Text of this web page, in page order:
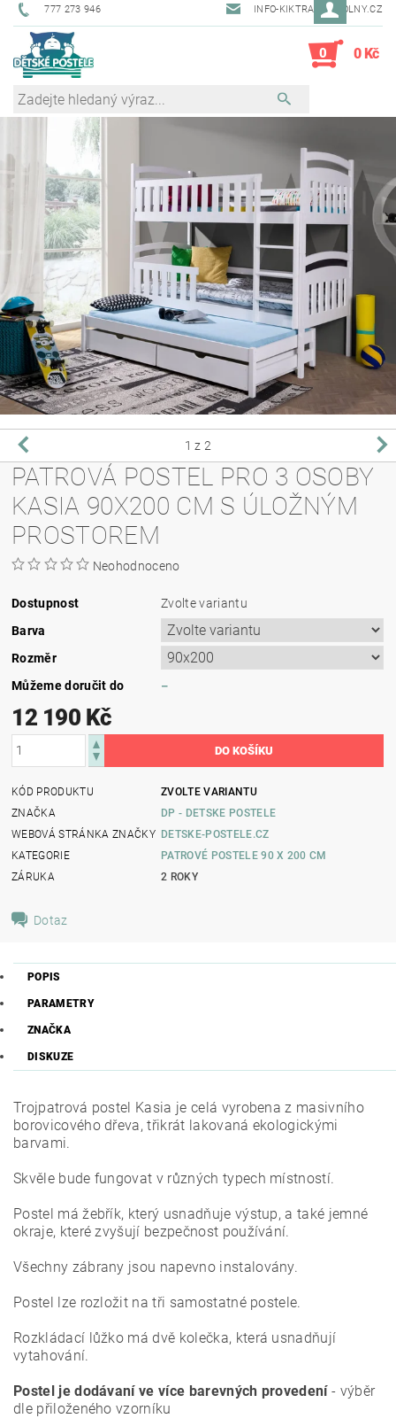
777 273 946 INFO-KIKTRADE@VOLNY.CZ
0 0 Kč
1 z 2
PATROVÁ POSTEL PRO 3 OSOBY
KASIA 90X200 CM S ÚLOŽNÝM
PROSTOREM
Neohodnoceno
Dostupnost
Zvolte variantu
Barva
Rozměr
Můžeme doručit do
–
12 190 Kč
KÓD PRODUKTU
ZVOLTE VARIANTU
ZNAČKA
DP - DETSKE POSTELE
WEBOVÁ STRÁNKA ZNAČKY DETSKE-POSTELE.CZ
KATEGORIE
PATROVÉ POSTELE 90 X 200 CM
ZÁRUKA
2 ROKY
Dotaz
POPIS
PARAMETRY
ZNAČKA
DISKUZE
Trojpatrová postel Kasia je celá vyrobena z masivního
borovicového dřeva, třikrát lakovaná ekologickými
barvami.
Skvěle bude fungovat v různých typech místností.
Postel má žebřík, který usnadňuje výstup, a také jemné
okraje, které zvyšují bezpečnost používání.
Všechny zábrany jsou napevno instalovány.
Postel lze rozložit na tři samostatné postele.
Rozkládací lůžko má dvě kolečka, která usnadňují
vytahování.
Postel je dodávaní ve více barevných provedení- výběr
dle přiloženého vzorníku